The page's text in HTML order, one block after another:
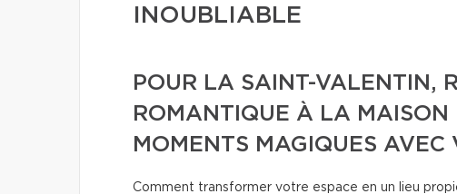
INOUBLIABLE
POUR LA SAINT-VALENTIN,
ROMANTIQUE À LA MAISON
MOMENTS MAGIQUES AVEC
Comment transformer votre espace en un lieu